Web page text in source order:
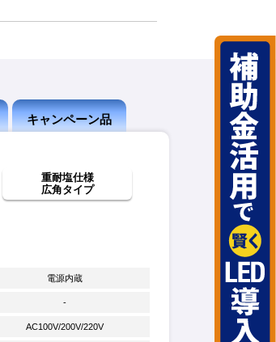
キャンペーン品
重耐塩仕様
広角タイプ
電源内蔵
-
AC100V/200V/220V